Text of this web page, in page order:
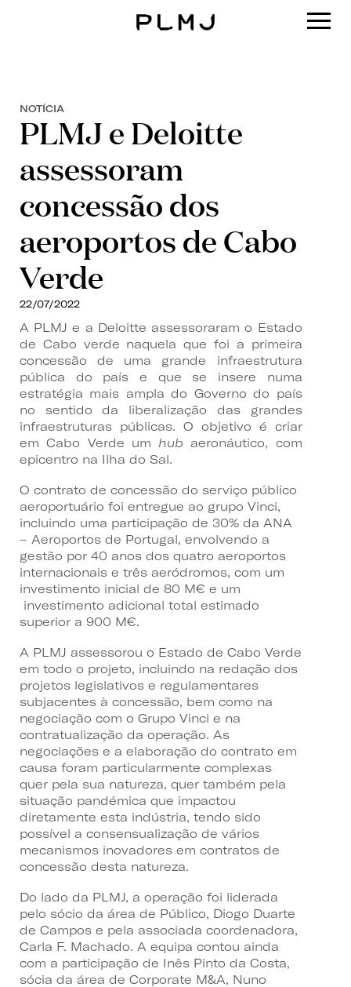
NOTÍCIA
PLMJ e Deloitte
assessoram
concessão dos
aeroportos de Cabo
Verde
22/07/2022
A PLMJ e a Deloitte assessoraram o Estado
de Cabo verde naquela que foi a primeira
concessão de uma grande infraestrutura
pública do país e que se insere numa
estratégia mais ampla do Governo do país
no sentido da liberalização das grandes
infraestruturas públicas. O objetivo é criar
em Cabo Verde um hub aeronáutico, com
epicentro na Ilha do Sal.
O contrato de concessão do serviço público
aeroportuário foi entregue ao grupo Vinci,
incluindo uma participação de 30% da ANA
– Aeroportos de Portugal, envolvendo a
gestão por 40 anos dos quatro aeroportos
internacionais e três aeródromos, com um
investimento inicial de 80 M€ e um
investimento adicional total estimado
superior a 900 M€.
A PLMJ assessorou o Estado de Cabo Verde
em todo o projeto, incluindo na redação dos
projetos legislativos e regulamentares
subjacentes à concessão, bem como na
negociação com o Grupo Vinci e na
contratualização da operação. As
negociações e a elaboração do contrato em
causa foram particularmente complexas
quer pela sua natureza, quer também pela
situação pandémica que impactou
diretamente esta indústria, tendo sido
possível a consensualização de vários
mecanismos inovadores em contratos de
concessão desta natureza.
Do lado da PLMJ, a operação foi liderada
pelo sócio da área de Público, Diogo Duarte
de Campos e pela associada coordenadora,
Carla F. Machado. A equipa contou ainda
com a participação de Inês Pinto da Costa,
sócia da área de Corporate M&A, Nuno